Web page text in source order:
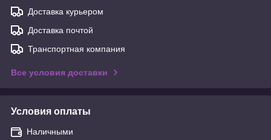
Доставка курьером
Доставка почтой
Транспортная компания
Все условия доставки
Условия оплаты
Наличными